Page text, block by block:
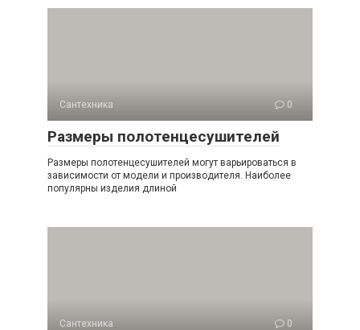
Сантехника 0
Размеры полотенцесушителей
Размеры полотенцесушителей могут варьироваться в
зависимости от модели и производителя. Наиболее
популярны изделия длиной
Сантехника 0